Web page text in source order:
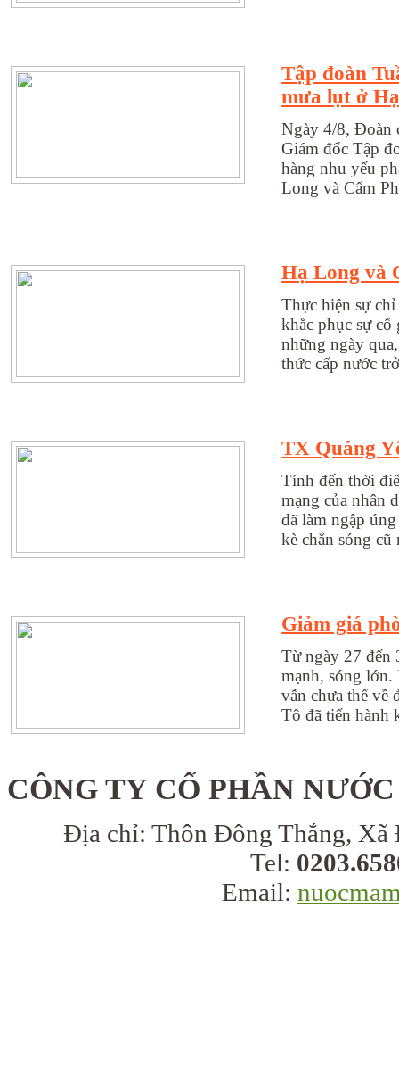
Tập đoàn
mưa lụt ở
Ngày 4/8, Đoàn
Giám đốc Tập
hàng nhu yếu
Long và Cẩm
Hạ Long và
Thực hiện sự
khắc phục sự
những ngày
thức cấp nước
TX Quảng
Tính đến thời
mạng của nhân
đã làm ngập
kè chắn sóng cũ
Giảm giá
Từ ngày 27 đến
mạnh, sóng lớn.
vẫn chưa thể về
Tô đã tiến hành
CÔNG TY CỔ PHẦN
Địa chỉ: Thôn Đông Thắng,
Tel:
Email: